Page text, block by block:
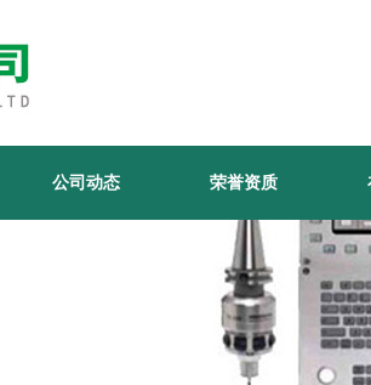
公司动态 荣誉资质